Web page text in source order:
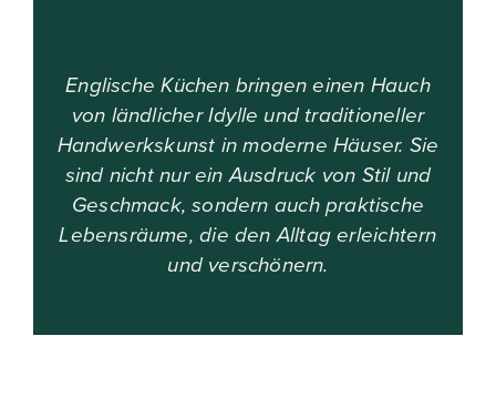
Englische Küchen bringen einen Hauch
von ländlicher Idylle und traditioneller
Handwerkskunst in moderne Häuser. Sie
sind nicht nur ein Ausdruck von Stil und
Geschmack, sondern auch praktische
Lebensräume, die den Alltag erleichtern
und verschönern.